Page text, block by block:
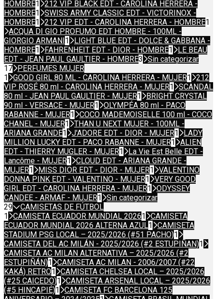
HOMBRE1
212 VIP BLACK EDT - CAROLINA HERRERA -
HOMBRE1
SWISS ARMY CLASSIC EDT - VICTORINOX -
HOMBRE1 212 VIP EDT - CAROLINA HERRERA - HOMBRE1
ACQUA DI GIO PROFUMO EDT HOMBRE - 100ML -
GIORGIO ARMANI 1
LIGHT BLUE EDT - DOLCE & GABBANA -
HOMBRE1 FAHRENHEIT EDT - DIOR - HOMBRE1
LE BEAU
EDT - JEAN PAUL GAULTIER - HOMBRE3
Sin categorizar
17
PERFUMES MUJER
1
GOOD GIRL 80 ML - CAROLINA HERRERA - MUJER1
212
VIP ROSÉ 80 ml - CAROLINA HERRERA - MUJER1
SCANDAL
80 ml - JEAN PAUL GAULTIER - MUJER1
BRIGHT CRYSTAL
90 ml - VERSACE - MUJER1
OLYMPÉA 80 ml - PACO
RABANNE - MUJER1
COCO MADEMOISELLE 100 ml - COCO
CHANEL - MUJER1
THAN U NEXT MUJER - 100ML -
ARIANA GRANDE1 J'ADORE EDT - DIOR - MUJER1
LADY
MILLION LUCKY EDT - PACO RABANNE - MUJER1
ALIEN
EDT - THIERRY MUGLER - MUJER1
La Vie Est Belle EDT -
Lancôme - MUJER1
CLOUD EDT - ARIANA GRANDE -
MUJER1 MISS DIOR EDT - DIOR - MUJER1
VALENTINO
DONNA PINK EDT - VALENTINO - MUJER1
VERY GOOD
GIRL EDT - CAROLINA HERRERA - MUJER1
ODYSSEY
CANDEE - ARMAF - MUJER1
Sin categorizar
29
CAMISETAS DE FÚTBOL
1
CAMISETA ECUADOR MUNDIAL 20261
CAMISETA
ECUADOR MUNDIAL 2026 ALTERNA AZUL1
CAMISETA
STADIUM PSG LOCAL – 2025/2026 (#51 PACHO)1
CAMISETA DEL AC MILÁN - 2025/2026 (#2 ESTUPIÑAN)1
CAMISETA AC MILAN ALTERNATIVA – 2025/2026 (#2
ESTUPIÑÁN)1
CAMISETA AC MILAN - 2006/2007 (#22
KAKÁ) RETRO1
CAMISETA CHELSEA LOCAL – 2025/2026
(#25 CAICEDO)1
CAMISETA ARSENAL LOCAL – 2025/2026
(#5 HINCAPIÉ)1
CAMISETA FC BARCELONA 125